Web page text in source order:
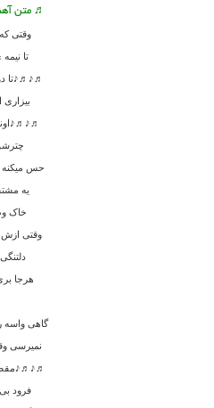
♬ متن
وقتی
تا
♬♪♬♪تا
حس میکنه
یه
خاک
وقتی
هرجا
گاهی
نمیرسی
فرود